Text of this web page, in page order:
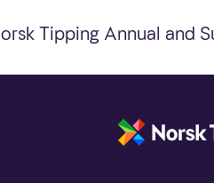
Tipping Annual and
komponerer ditt best
å forutse de